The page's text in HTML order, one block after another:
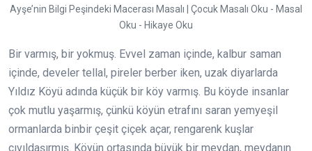
Ayşe’nin Bilgi Peşindeki Macerası Masalı | Çocuk Masalı Oku - Masal
Oku - Hikaye Oku
Bir varmış, bir yokmuş. Evvel zaman içinde, kalbur saman
içinde, develer tellal, pireler berber iken, uzak diyarlarda
Yıldız Köyü adında küçük bir köy varmış. Bu köyde insanlar
çok mutlu yaşarmış, çünkü köyün etrafını saran yemyeşil
ormanlarda binbir çeşit çiçek açar, rengarenk kuşlar
cıvıldaşırmış. Köyün ortasında büyük bir meydan, meydanın